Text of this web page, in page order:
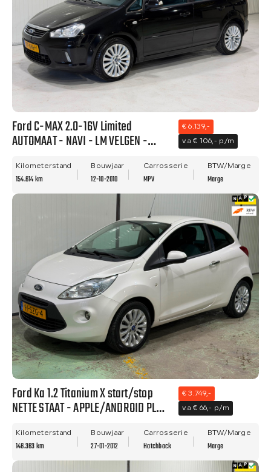
Ford C-MAX 2.0-16V Limited
AUTOMAAT - NAVI - LM VELGEN -
€ 6.139,-
v.a € 106,- p/m
Kilometerstand
154.614 km
Bouwjaar
12-10-2010
Carrosserie
MPV
BTW/Marge
Marge
Ford Ka 1.2 Titanium X start/stop
NETTE STAAT - APPLE/ANDROID PLAY
€ 3.749,-
v.a € 66,- p/m
Kilometerstand
146.363 km
Bouwjaar
27-01-2012
Carrosserie
Hatchback
BTW/Marge
Marge